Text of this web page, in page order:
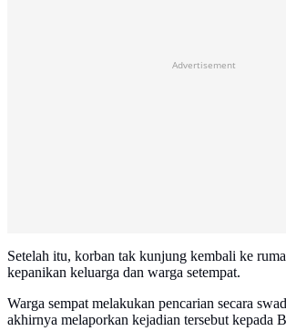
Advertisement
Setelah itu, korban tak kunjung kembali ke
kepanikan keluarga dan warga setempat.
Warga sempat melakukan pencarian secara
akhirnya melaporkan kejadian tersebut kepada